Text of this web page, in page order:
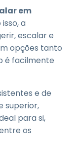
em
a
escalar e
opções tanto
é facilmente
e de
superior,
para si,
os